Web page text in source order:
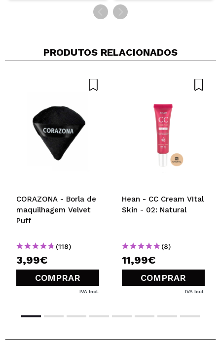
PRODUTOS RELACIONADOS
CORAZONA - Borla de
maquilhagem Velvet
Puff
(118)
3,99€
COMPRAR
IVA Incl.
Hean - CC Cream VItal
Skin - 02: Natural
(8)
11,99€
COMPRAR
IVA Incl.